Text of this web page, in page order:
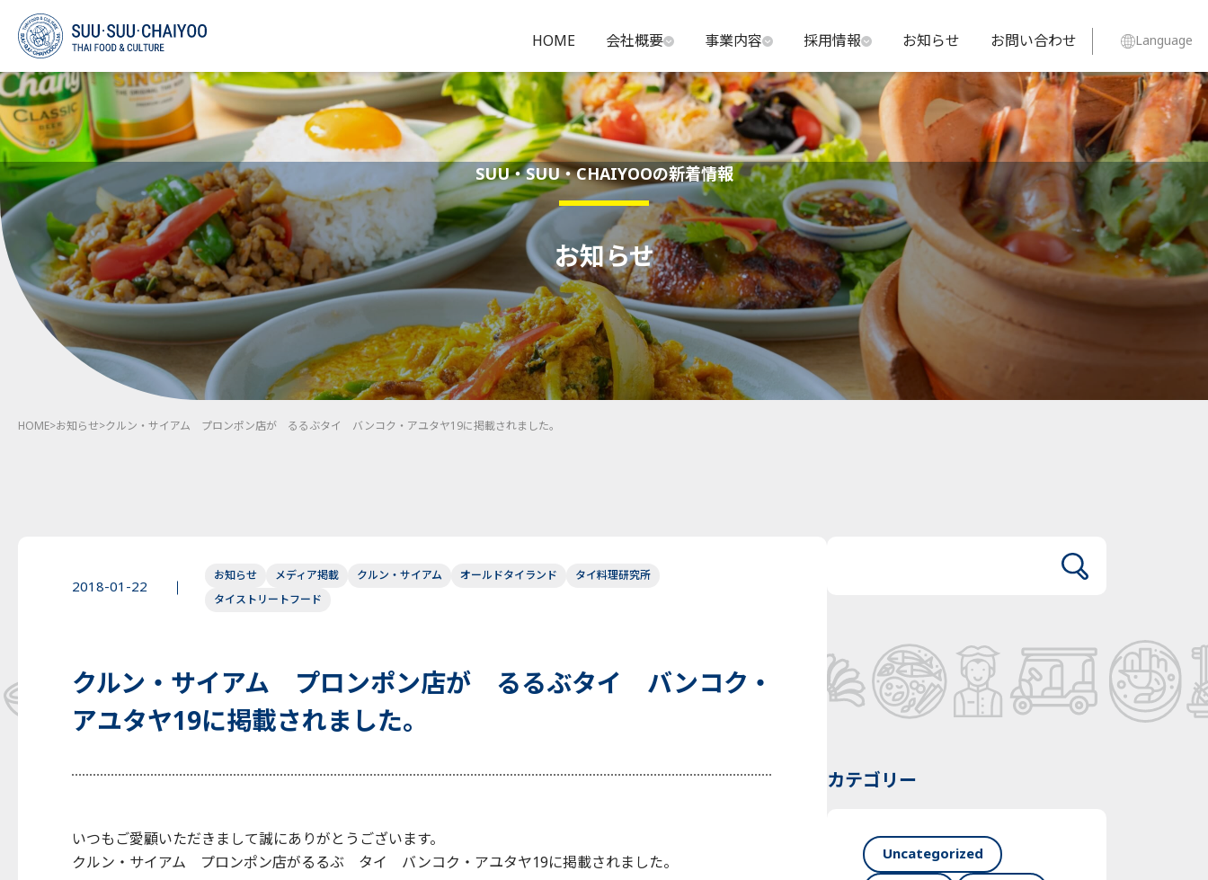
HOME 会社概要 事業内容 採用情報 お知らせ お問い合わせ Language
SUU・SUU・CHAIYOOの新着情報
お知らせ
HOME>お知らせ>クルン・サイアム プロンポン店が るるぶタイ バンコク・アユタヤ19に掲載されました。
2018-01-22
お知らせ メディア掲載 クルン・サイアム オールドタイランド
タイ料理研究所
タイストリートフード
クルン・サイアム プロンポン店が るるぶタイ バンコク・
アユタヤ19に掲載されました。
いつもご愛顧いただきまして誠にありがとうございます。
クルン・サイアム プロンポン店がるるぶ タイ バンコク・アユタヤ19に掲載されました。
カテゴリー
Uncategorized